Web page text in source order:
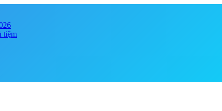
tiệm
đảm bảo chính hãng, giá tốt . Đa dạng phong phú chủng loại